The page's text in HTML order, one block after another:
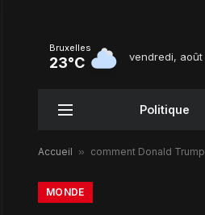
Bruxelles
23°C vendredi, août
Politique
Accueil » comment Donald
MONDE